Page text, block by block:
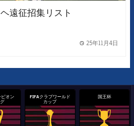
遠征招集リスト
25年11月4日
ピオン
FIFAクラブワールド
カップ
国王杯